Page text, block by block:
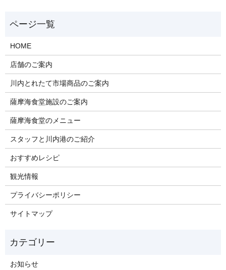
HOME
店舗のご案内
川内とれたて市場商品のご案内
薩摩海食堂施設のご案内
薩摩海食堂のメニュー
スタッフと川内港のご紹介
おすすめレシピ
観光情報
プライバシーポリシー
サイトマップ
お知らせ